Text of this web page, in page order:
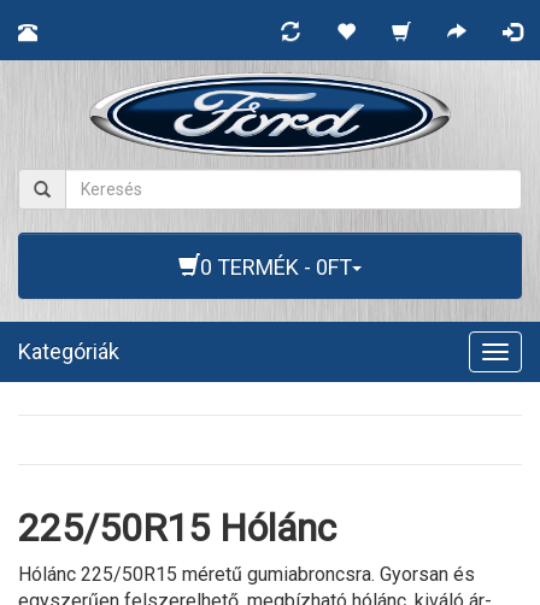
0 TERMÉK - 0FT
Kategóriák
225/50R15 Hólánc
Hólánc 225/50R15 méretű gumiabroncsra. Gyorsan és